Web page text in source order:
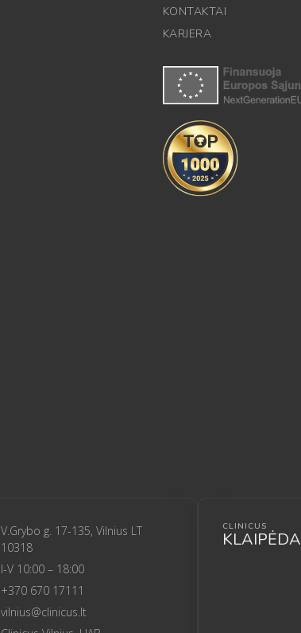
KONTAKTAI
KARJERA
V.Grybo g. 17-135, Vilnius LT
10318
I-V 10:00 – 18:00
+370 670 17111
vilnius@clinicus.lt
CLINICUS
KLAIPĖDA